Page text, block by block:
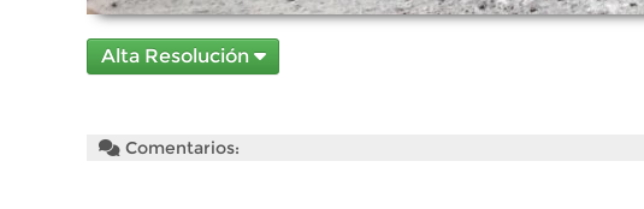
Alta Resolución
Comentarios: